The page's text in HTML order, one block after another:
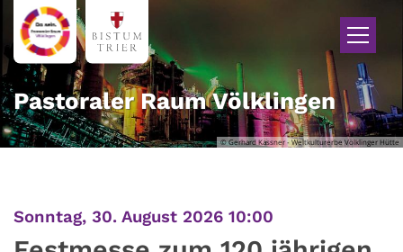
Zum Inhalt springen
© Gerhard Kassner - Weltkulturerbe Völklinger Hütte
Pastoraler Raum Völklingen
Sonntag, 30. August 2026 10:00